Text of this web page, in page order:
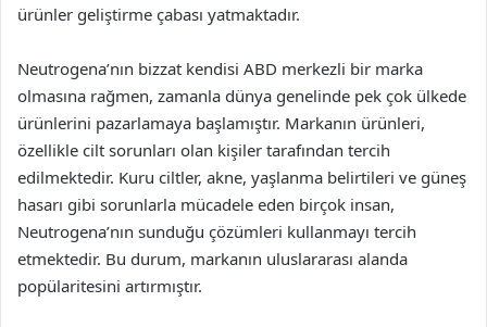
ürünler geliştirme çabası yatmaktadır.
Neutrogena’nın bizzat kendisi ABD merkezli bir marka
olmasına rağmen, zamanla dünya genelinde pek çok ülkede
ürünlerini pazarlamaya başlamıştır. Markanın ürünleri,
özellikle cilt sorunları olan kişiler tarafından tercih
edilmektedir. Kuru ciltler, akne, yaşlanma belirtileri ve güneş
hasarı gibi sorunlarla mücadele eden birçok insan,
Neutrogena’nın sunduğu çözümleri kullanmayı tercih
etmektedir. Bu durum, markanın uluslararası alanda
popülaritesini artırmıştır.